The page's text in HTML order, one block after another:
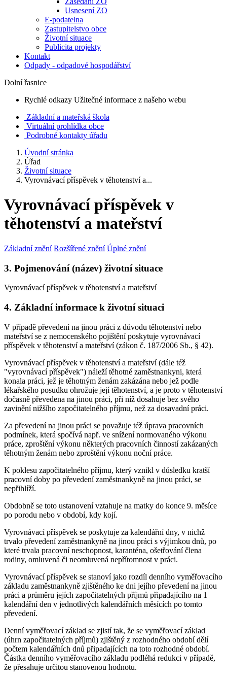
Usnesení ZO
E-podatelna
Zastupitelstvo obce
Životní situace
Publicita projekty
Kontakt
Odpady - odpadové hospodářství
Dolní řasnice
Rychlé odkazy Užitečné informace z našeho webu
Základní a mateřská škola
Virtuální prohlídka obce
Podrobné kontakty úřadu
Úvodní stránka
Úřad
Životní situace
Vyrovnávací příspěvek v těhotenství a...
Vyrovnávací příspěvek v
těhotenství a mateřství
Základní znění Rozšířené znění Úplné znění
3. Pojmenování (název) životní situace
Vyrovnávací příspěvek v těhotenství a mateřství
4. Základní informace k životní situaci
V případě převedení na jinou práci z důvodu těhotenství nebo
mateřství se z nemocenského pojištění poskytuje vyrovnávací
příspěvek v těhotenství a mateřství (zákon č. 187/2006 Sb., § 42).
Vyrovnávací příspěvek v těhotenství a mateřství (dále též
"vyrovnávací příspěvek") náleží těhotné zaměstnankyni, která
konala práci, jež je těhotným ženám zakázána nebo jež podle
lékařského posudku ohrožuje její těhotenství, a je proto v těhotenství
dočasně převedena na jinou práci, při níž dosahuje bez svého
zavinění nižšího započitatelného příjmu, než za dosavadní práci.
Za převedení na jinou práci se považuje též úprava pracovních
podmínek, která spočívá např. ve snížení normovaného výkonu
práce, zproštění výkonu některých pracovních činností zakázaných
těhotným ženám nebo zproštění výkonu noční práce.
K poklesu započitatelného příjmu, který vznikl v důsledku kratší
pracovní doby po převedení zaměstnankyně na jinou práci, se
nepřihlíží.
Obdobně se toto ustanovení vztahuje na matky do konce 9. měsíce
po porodu nebo v období, kdy kojí.
Vyrovnávací příspěvek se poskytuje za kalendářní dny, v nichž
trvalo převedení zaměstnankyně na jinou práci s výjimkou dnů, po
které trvala pracovní neschopnost, karanténa, ošetřování člena
rodiny, omluvená či neomluvená nepřítomnost v práci.
Vyrovnávací příspěvek se stanoví jako rozdíl denního vyměřovacího
základu zaměstnankyně zjištěného ke dni jejího převedení na jinou
práci a průměru jejích započitatelných příjmů připadajícího na 1
kalendářní den v jednotlivých kalendářních měsících po tomto
převedení.
Denní vyměřovací základ se zjistí tak, že se vyměřovací základ
(úhrn započitatelných příjmů) zjištěný z rozhodného období dělí
počtem kalendářních dnů připadajících na toto rozhodné období.
Částka denního vyměřovacího základu podléhá redukci v případě,
že přesahuje určitou stanovenou hodnotu.